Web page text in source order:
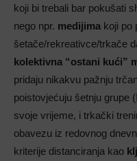
koji bi trebali bar pokušati
nego npr. medijima koji po
šetače/rekreativce/trkače
kolektivna “ostani kući”
pridaju nikakvu pažnju
poistovjećuju šetnju grupe
svoje vrijeme, i trkački
obavezu iz redovnog
kriterije distanciranja kao